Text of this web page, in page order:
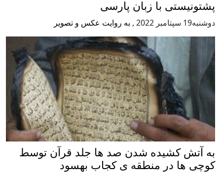
پشتونیستی با زبان پارسی
دوشنبه19 سپتامبر 2022 , به روایت عکس و تصویر
به آتش کشیده شدن صد ها جلد قرآن توسط
کوچی ها در منطقه ی کجاب بهسود